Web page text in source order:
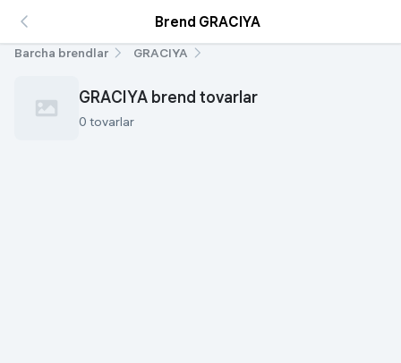
Brend GRACIYA
Barcha brendlar GRACIYA
GRACIYA brend tovarlar
0 tovarlar